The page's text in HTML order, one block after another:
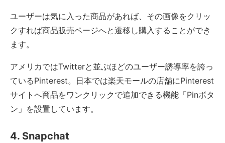
ユーザーは気に入った商品があれば、その画像をクリッ
クすれば商品販売ページへと遷移し購入することができ
ます。
アメリカではTwitterと並ぶほどのユーザー誘導率を誇っ
ているPinterest。日本では楽天モールの店舗にPinterest
サイトへ商品をワンクリックで追加できる機能「Pinボタ
ン」を設置しています。
4. Snapchat